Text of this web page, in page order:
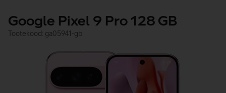
Google Pixel 9 Pro 128 GB
Tootekood: ga05941-gb